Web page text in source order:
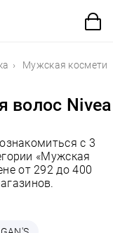
Мужская
волос Nivea
с 3
«Мужская
от 292 до 400